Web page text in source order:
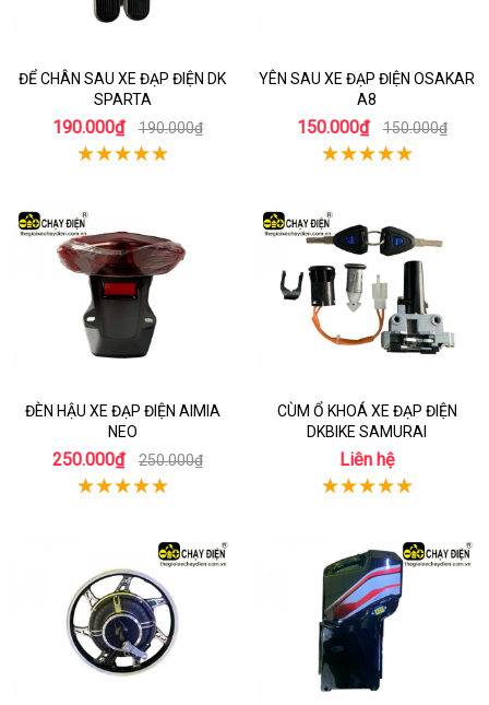
ĐỂ CHÂN SAU XE ĐẠP ĐIỆN DK
SPARTA
190.000₫ 190.000₫
YÊN SAU XE ĐẠP ĐIỆN OSAKAR
A8
150.000₫ 150.000₫
ĐÈN HẬU XE ĐẠP ĐIỆN AIMIA
NEO
250.000₫ 250.000₫
CÙM Ổ KHOÁ XE ĐẠP ĐIỆN
DKBIKE SAMURAI
Liên hệ